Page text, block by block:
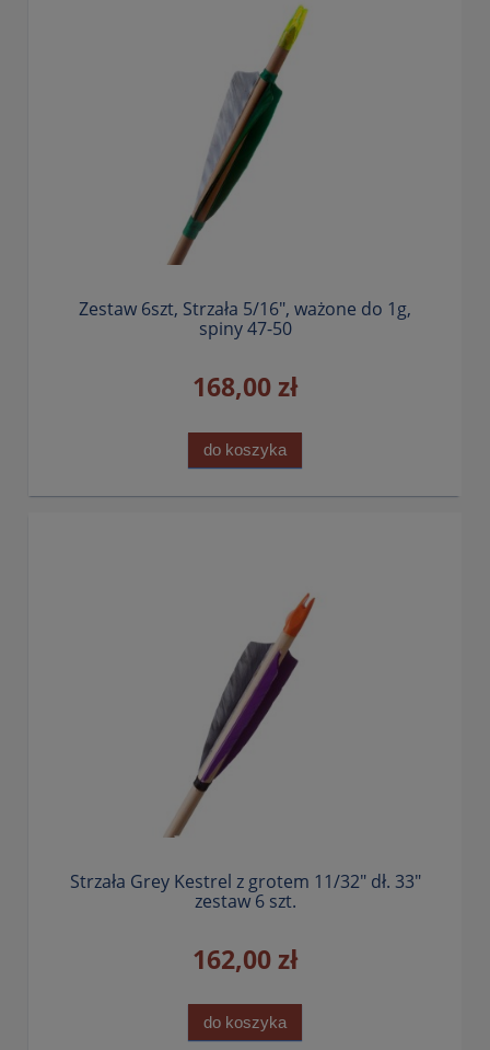
Zestaw 6szt, Strzała 5/16", ważone do 1g,
spiny 47-50
168,00 zł
do koszyka
Strzała Grey Kestrel z grotem 11/32" dł. 33"
zestaw 6 szt.
162,00 zł
do koszyka